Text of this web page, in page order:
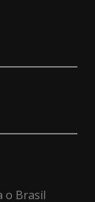
o Brasil